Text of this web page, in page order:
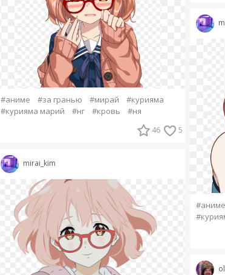
#аниме #за гранью #мирай
#курияма
#курияма марий
#нг #кровь #ня
46 5
mirai_kim
#аниме